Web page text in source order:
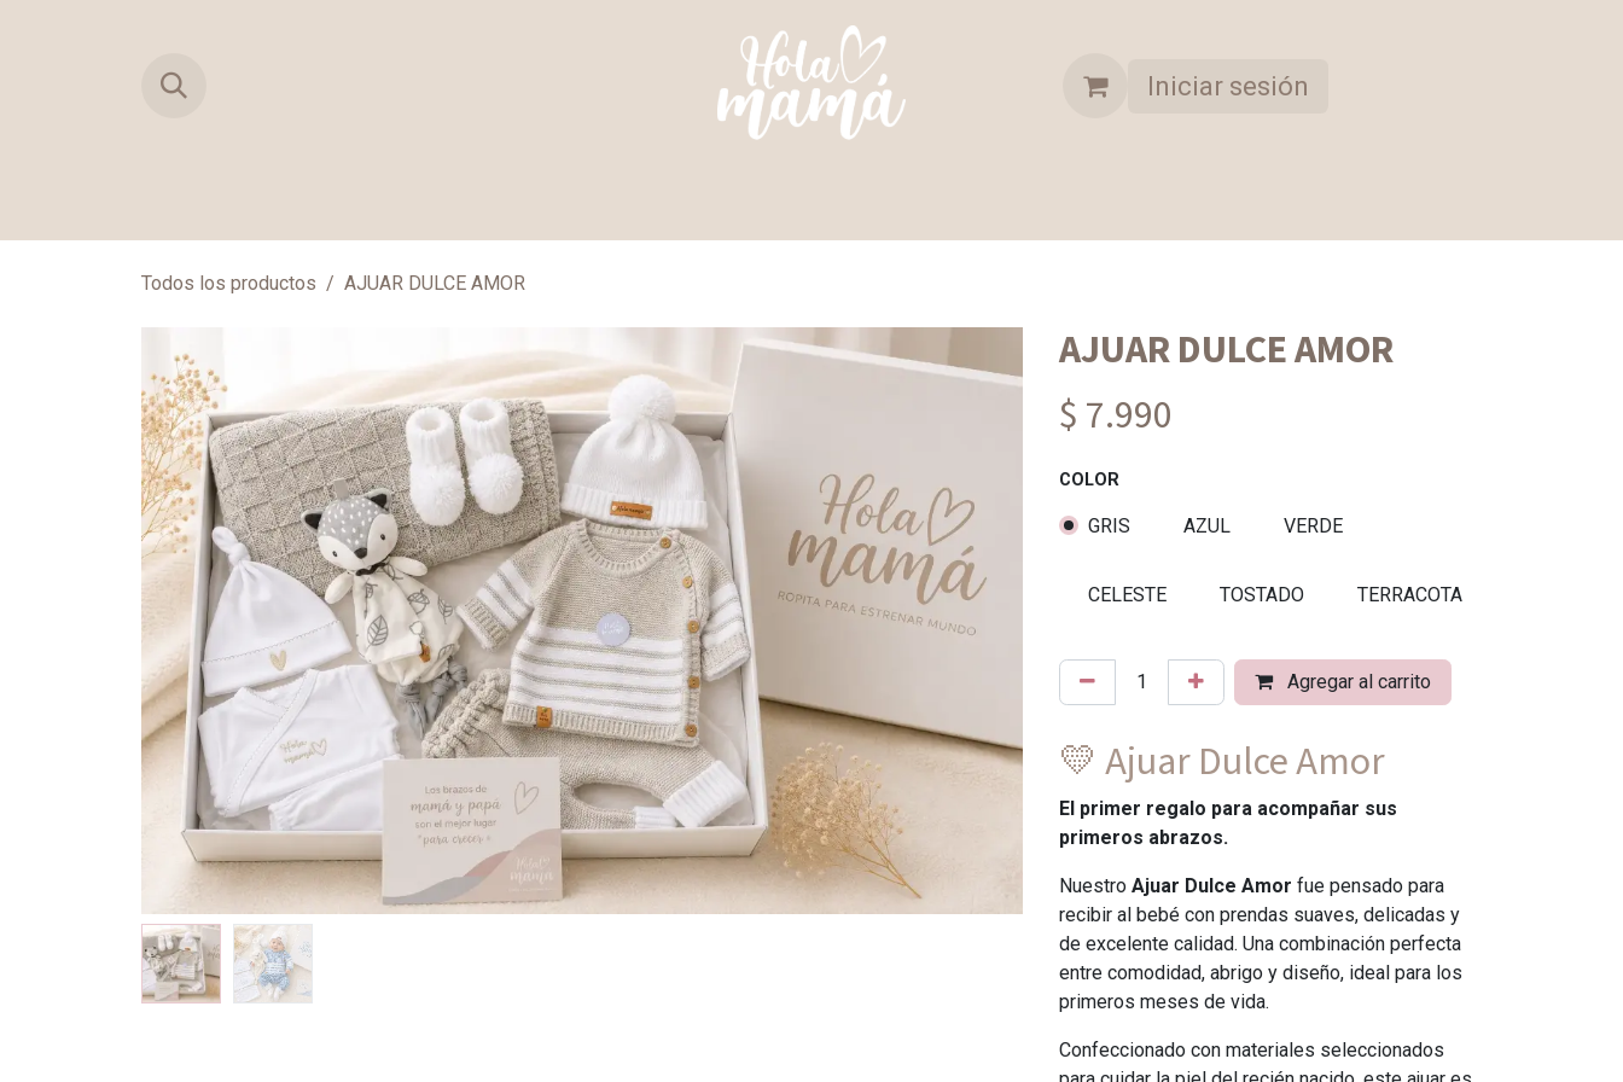
Iniciar sesión
Todos los productos AJUAR DULCE AMOR
AJUAR DULCE AMOR
$ 7.990
COLOR
GRIS AZUL VERDE
CELESTE TOSTADO TERRACOTA
Agregar al carrito
💛 Ajuar Dulce Amor
El primer regalo para acompañar sus
primeros abrazos.
Nuestro Ajuar Dulce Amor fue pensado para
recibir al bebé con prendas suaves, delicadas y
de excelente calidad. Una combinación perfecta
entre comodidad, abrigo y diseño, ideal para los
primeros meses de vida.
Confeccionado con materiales seleccionados